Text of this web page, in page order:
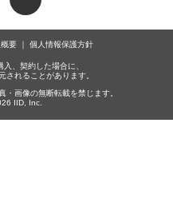
要 個人情報保護方針
、契約した場合に、
されることがあります。
・画像の無断転載を禁じます。
IID, Inc.